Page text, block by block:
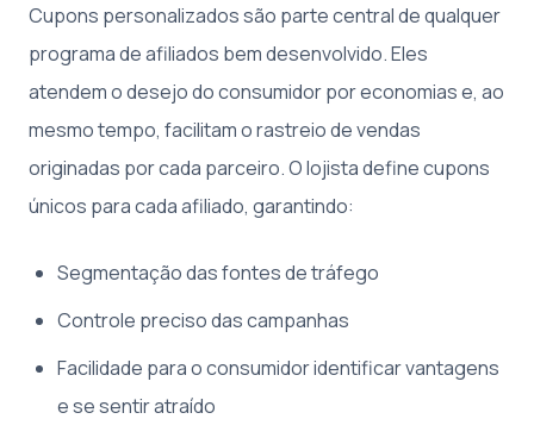
Cupons personalizados são parte central de qualquer
programa de afiliados bem desenvolvido. Eles
atendem o desejo do consumidor por economias e, ao
mesmo tempo, facilitam o rastreio de vendas
originadas por cada parceiro. O lojista define cupons
únicos para cada afiliado, garantindo:
Segmentação das fontes de tráfego
Controle preciso das campanhas
Facilidade para o consumidor identificar vantagens
e se sentir atraído